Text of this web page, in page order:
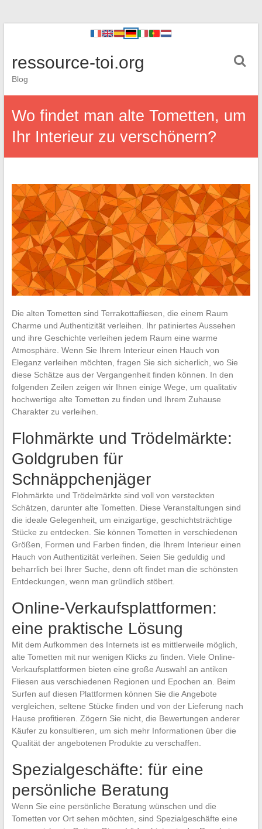
ressource-toi.org
Blog
Wo findet man alte Tometten, um
Ihr Interieur zu verschönern?
Die alten Tometten sind Terrakottafliesen, die einem Raum
Charme und Authentizität verleihen. Ihr patiniertes Aussehen
und ihre Geschichte verleihen jedem Raum eine warme
Atmosphäre. Wenn Sie Ihrem Interieur einen Hauch von
Eleganz verleihen möchten, fragen Sie sich sicherlich, wo Sie
diese Schätze aus der Vergangenheit finden können. In den
folgenden Zeilen zeigen wir Ihnen einige Wege, um qualitativ
hochwertige alte Tometten zu finden und Ihrem Zuhause
Charakter zu verleihen.
Flohmärkte und Trödelmärkte:
Goldgruben für
Schnäppchenjäger
Flohmärkte und Trödelmärkte sind voll von versteckten
Schätzen, darunter alte Tometten. Diese Veranstaltungen sind
die ideale Gelegenheit, um einzigartige, geschichtsträchtige
Stücke zu entdecken. Sie können Tometten in verschiedenen
Größen, Formen und Farben finden, die Ihrem Interieur einen
Hauch von Authentizität verleihen. Seien Sie geduldig und
beharrlich bei Ihrer Suche, denn oft findet man die schönsten
Entdeckungen, wenn man gründlich stöbert.
Online-Verkaufsplattformen:
eine praktische Lösung
Mit dem Aufkommen des Internets ist es mittlerweile möglich,
alte Tometten mit nur wenigen Klicks zu finden. Viele Online-
Verkaufsplattformen bieten eine große Auswahl an antiken
Fliesen aus verschiedenen Regionen und Epochen an. Beim
Surfen auf diesen Plattformen können Sie die Angebote
vergleichen, seltene Stücke finden und von der Lieferung nach
Hause profitieren. Zögern Sie nicht, die Bewertungen anderer
Käufer zu konsultieren, um sich mehr Informationen über die
Qualität der angebotenen Produkte zu verschaffen.
Spezialgeschäfte: für eine
persönliche Beratung
Wenn Sie eine persönliche Beratung wünschen und die
Tometten vor Ort sehen möchten, sind Spezialgeschäfte eine